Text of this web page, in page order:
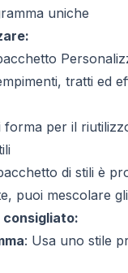
uniche
tratti ed
forma per il
di stili è
puoi mescolare
: Usa uno stile